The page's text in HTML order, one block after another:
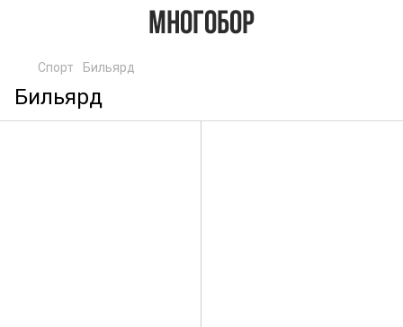
Спорт Бильярд
Бильярд